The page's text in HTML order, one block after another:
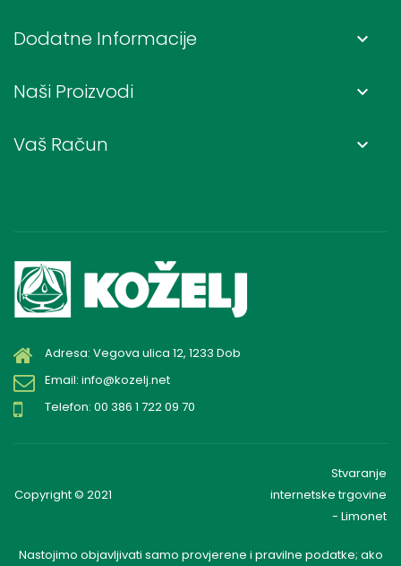
Dodatne Informacije keyboard_arrow_down
Naši Proizvodi keyboard_arrow_down
Vaš Račun keyboard_arrow_down
Adresa: Vegova ulica 12, 1233 Dob
Email: info@kozelj.net
Telefon: 00 386 1 722 09 70
Copyright © 2021
Stvaranje
internetske trgovine
- Limonet
Nastojimo objavljivati samo provjerene i pravilne podatke; ako